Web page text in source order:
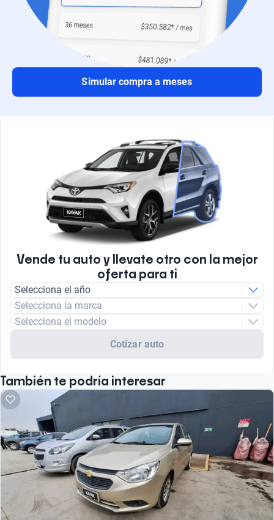
Simular compra a meses
Vende tu auto y llevate otro con la mejor
oferta para ti
Selecciona el año
Selecciona la marca
Selecciona el modelo
Cotizar auto
También te podría interesar